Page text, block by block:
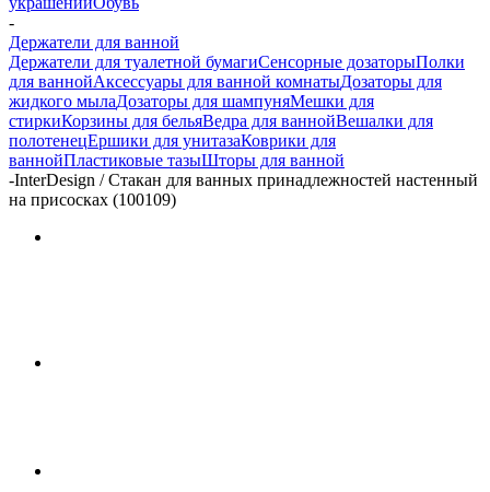
-
Держатели для ванной
Держатели для туалетной бумагиСенсорные дозаторыПолки
для ваннойАксессуары для ванной комнатыДозаторы для
жидкого мылаДозаторы для шампуняМешки для
стиркиКорзины для бельяВедра для ваннойВешалки для
полотенецЕршики для унитазаКоврики для
ваннойПластиковые тазыШторы для ванной
-InterDesign / Стакан для ванных принадлежностей настенный
на присосках (100109)